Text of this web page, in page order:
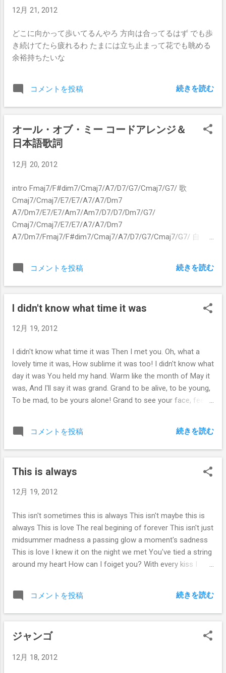
wonder, Ooh, it makes me wonder. And it's whispered that
reason. And a new day will dawn for those who stand long
And the forests will echo with laughter. If there's a ...
12月 21, 2012
どこに向かって歩いてるんやろ 方向は合ってるはず でも歩
き続けてたら疲れるわ たまには立ち止まって花でも眺める
余裕持ちたいな
コメントを投稿 続きを読む
オール・オブ・ミー コードアレンジ＆
日本語歌詞
12月 20, 2012
intro Fmaj7/F#dim7/Cmaj7/A7/D7/G7/Cmaj7/G7/ 歌
Cmaj7/Cmaj7/E7/E7/A7/A7/Dm7
A7/Dm7/E7/E7/Am7/Am7/D7/D7/Dm7/G7/
Cmaj7/Cmaj7/E7/E7/A7/A7/Dm7
A7/Dm7/Fmaj7/F#dim7/Cmaj7/A7/D7/G7/Cmaj7/G7/ 自
れない あなたの さよならに わたし 泣いて ばかり 火
をつけたなら 最後まで 愛してよ オール・オブ・ミー
コメントを投稿 続きを読む
I didn't know what time it was
12月 19, 2012
I didn't know what time it was Then I met you. Oh, what a
lovely time it was, How sublime it was too! I didn't know what
day it was You held my hand. Warm like the month of May it
was, And I'll say it was grand. Grand to be alive, to be young,
To be mad, to be yours alone! Grand to see your face, feel
know what year it was Life was no prize. I wanted love and
here it was shining out of your eyes. I'm wise, And I know
what time it is now.
コメントを投稿 続きを読む
This is always
12月 19, 2012
This isn't sometimes this is always This isn't maybe this is
always This is love The real begining of forever This isn't just
midsummer madness a passing glow a moment's sadness
This is love I knew it on the night we met You've tied a string
around my heart How can I foiget you? With every kiss I
コメントを投稿 続きを読む
ジャンゴ
12月 18, 2012